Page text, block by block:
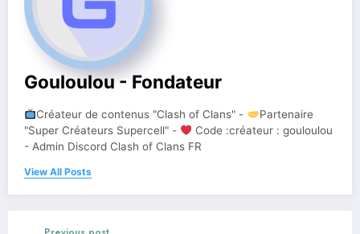
Gouloulou - Fondateur
Créateur de contenus "Clash of Clans" -
Partenaire
"Super Créateurs Supercell" -
Code :créateur : gouloulou
- Admin Discord Clash of Clans FR
View All Posts